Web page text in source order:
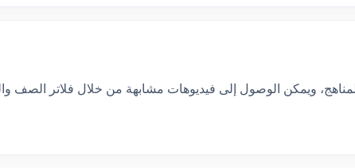
ويمكن الوصول إلى فيديوهات مشابهة من خلال فلاتر الصف